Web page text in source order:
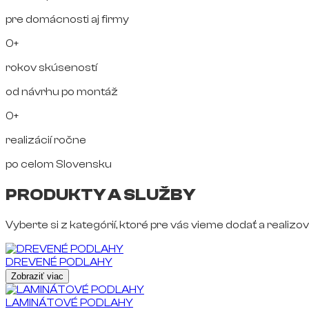
pre domácnosti aj firmy
0+
rokov skúseností
od návrhu po montáž
0+
realizácií ročne
po celom Slovensku
PRODUKTY A SLUŽBY
Vyberte si z kategórií, ktoré pre vás vieme dodať a
DREVENÉ PODLAHY
Zobraziť viac
LAMINÁTOVÉ PODLAHY